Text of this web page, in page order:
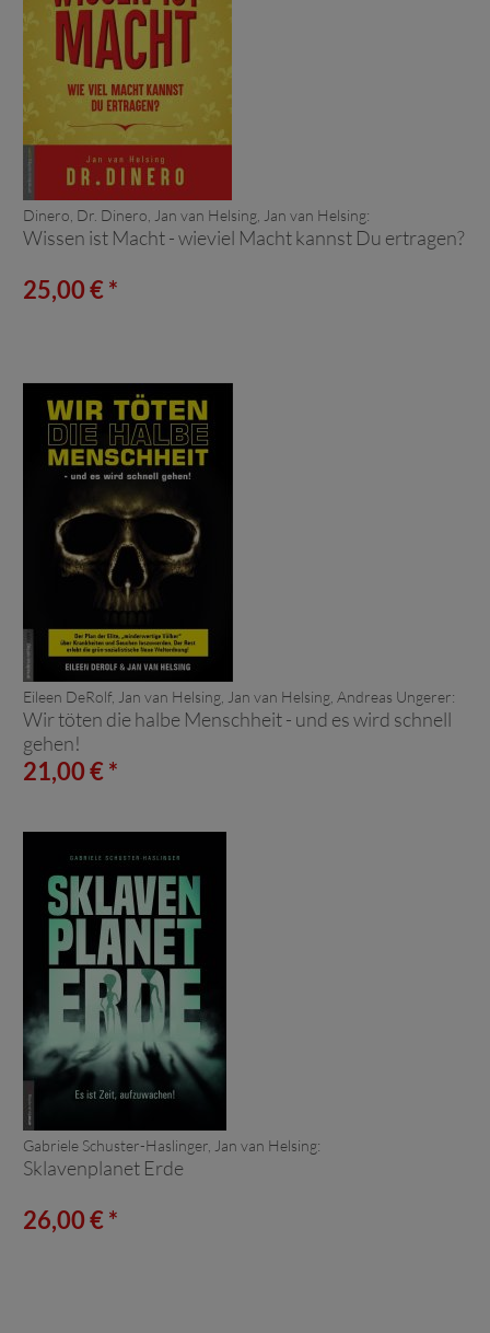
Dinero, Dr. Dinero, Jan van Helsing, Jan van Helsing:
Wissen ist Macht - wieviel Macht kannst Du ertragen?
25,00 € *
Eileen DeRolf, Jan van Helsing, Jan van Helsing, Andreas Ungerer:
Wir töten die halbe Menschheit - und es wird schnell
gehen!
21,00 € *
Gabriele Schuster-Haslinger, Jan van Helsing:
Sklavenplanet Erde
26,00 € *